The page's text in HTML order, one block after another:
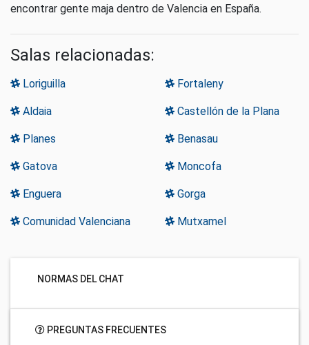
encontrar gente maja dentro de Valencia en España.
Salas relacionadas:
Loriguilla Fortaleny
Aldaia Castellón de la Plana
Planes Benasau
Gatova Moncofa
Enguera Gorga
Comunidad Valenciana Mutxamel
NORMAS DEL CHAT
PREGUNTAS FRECUENTES